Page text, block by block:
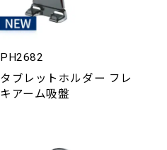
PH2682
タブレットホルダー フレ
キアーム吸盤